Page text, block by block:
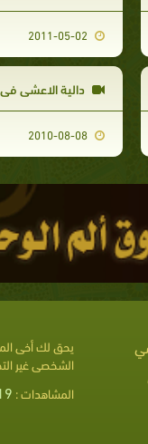
دالية الاعشى
2010-08-08
يحق لك أخى
الشخصى غير
المشاهدات :